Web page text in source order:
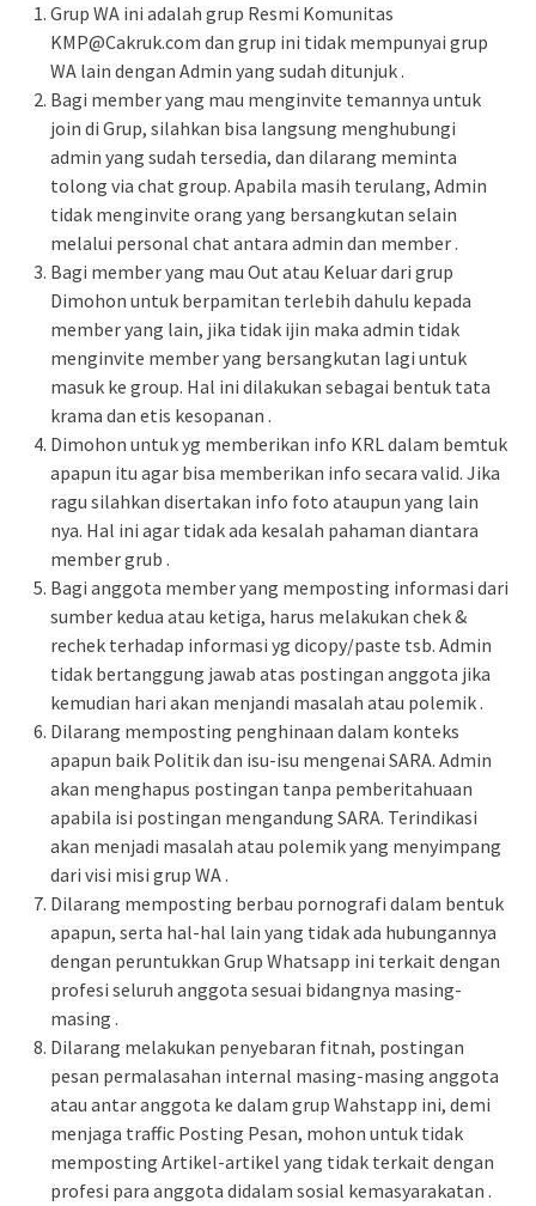
Grup WA ini adalah grup Resmi Komunitas
KMP@Cakruk.com dan grup ini tidak mempunyai grup
WA lain dengan Admin yang sudah ditunjuk .
Bagi member yang mau menginvite temannya untuk
join di Grup, silahkan bisa langsung menghubungi
admin yang sudah tersedia, dan dilarang meminta
tolong via chat group. Apabila masih terulang, Admin
tidak menginvite orang yang bersangkutan selain
melalui personal chat antara admin dan member .
Bagi member yang mau Out atau Keluar dari grup
Dimohon untuk berpamitan terlebih dahulu kepada
member yang lain, jika tidak ijin maka admin tidak
menginvite member yang bersangkutan lagi untuk
masuk ke group. Hal ini dilakukan sebagai bentuk tata
krama dan etis kesopanan .
Dimohon untuk yg memberikan info KRL dalam bemtuk
apapun itu agar bisa memberikan info secara valid. Jika
ragu silahkan disertakan info foto ataupun yang lain
nya. Hal ini agar tidak ada kesalah pahaman diantara
member grub .
Bagi anggota member yang memposting informasi dari
sumber kedua atau ketiga, harus melakukan chek &
rechek terhadap informasi yg dicopy/paste tsb. Admin
tidak bertanggung jawab atas postingan anggota jika
kemudian hari akan menjandi masalah atau polemik .
Dilarang memposting penghinaan dalam konteks
apapun baik Politik dan isu-isu mengenai SARA. Admin
akan menghapus postingan tanpa pemberitahuaan
apabila isi postingan mengandung SARA. Terindikasi
akan menjadi masalah atau polemik yang menyimpang
dari visi misi grup WA .
Dilarang memposting berbau pornografi dalam bentuk
apapun, serta hal-hal lain yang tidak ada hubungannya
dengan peruntukkan Grup Whatsapp ini terkait dengan
profesi seluruh anggota sesuai bidangnya masing-
masing .
Dilarang melakukan penyebaran fitnah, postingan
pesan permalasahan internal masing-masing anggota
atau antar anggota ke dalam grup Wahstapp ini, demi
menjaga traffic Posting Pesan, mohon untuk tidak
memposting Artikel-artikel yang tidak terkait dengan
profesi para anggota didalam sosial kemasyarakatan .